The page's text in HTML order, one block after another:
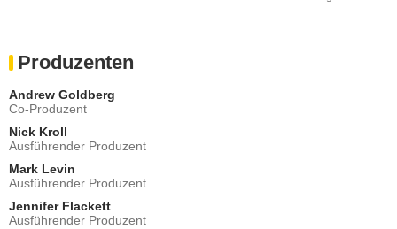
Produzenten
Andrew Goldberg
Co-Produzent
Nick Kroll
Ausführender Produzent
Mark Levin
Ausführender Produzent
Jennifer Flackett
Ausführender Produzent